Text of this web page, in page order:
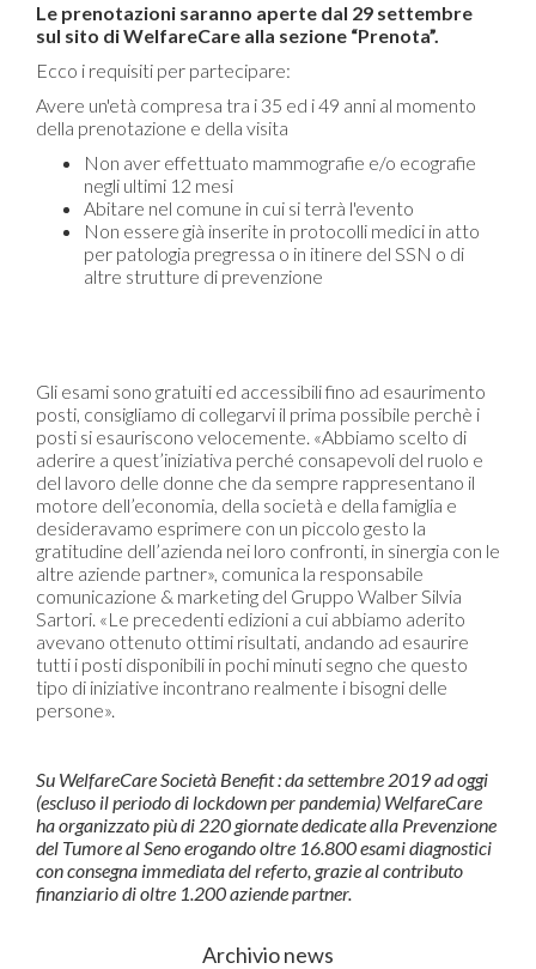
Le prenotazioni saranno aperte dal 29 settembre
sul sito di WelfareCare alla sezione “Prenota”.
Ecco i requisiti per partecipare:
Avere un'età compresa tra i 35 ed i 49 anni al momento
della prenotazione e della visita
Non aver effettuato mammografie e/o ecografie
negli ultimi 12 mesi
Abitare nel comune in cui si terrà l'evento
Non essere già inserite in protocolli medici in atto
per patologia pregressa o in itinere del SSN o di
altre strutture di prevenzione
Gli esami sono gratuiti ed accessibili fino ad esaurimento
posti, consigliamo di collegarvi il prima possibile perchè i
posti si esauriscono velocemente. «Abbiamo scelto di
aderire a quest’iniziativa perché consapevoli del ruolo e
del lavoro delle donne che da sempre rappresentano il
motore dell’economia, della società e della famiglia e
desideravamo esprimere con un piccolo gesto la
gratitudine dell’azienda nei loro confronti, in sinergia con le
altre aziende partner», comunica la responsabile
comunicazione & marketing del Gruppo Walber Silvia
Sartori. «Le precedenti edizioni a cui abbiamo aderito
avevano ottenuto ottimi risultati, andando ad esaurire
tutti i posti disponibili in pochi minuti segno che questo
tipo di iniziative incontrano realmente i bisogni delle
persone».
Su WelfareCare Società Benefit : da settembre 2019 ad oggi
(escluso il periodo di lockdown per pandemia) WelfareCare
ha organizzato più di 220 giornate dedicate alla Prevenzione
del Tumore al Seno erogando oltre 16.800 esami diagnostici
con consegna immediata del referto, grazie al contributo
finanziario di oltre 1.200 aziende partner.
Archivio news